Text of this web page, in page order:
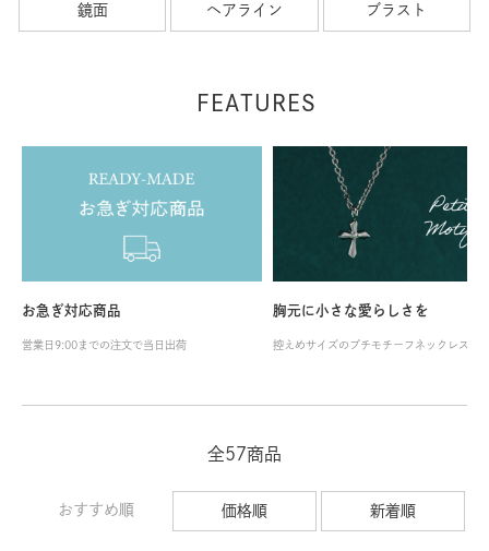
鏡面 ヘアライン ブラスト
FEATURES
お急ぎ対応商品
営業日9:00までの注文で当日出荷
胸元に小さな愛らしさを
控えめサイズのプチモチーフネックレス
全57商品
おすすめ順 価格順 新着順